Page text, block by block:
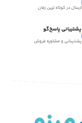
ارسال در کوتاه ترین زمان
پشتیبانی پاسخ‌گو
پشتیبانی و مشاوره فروش